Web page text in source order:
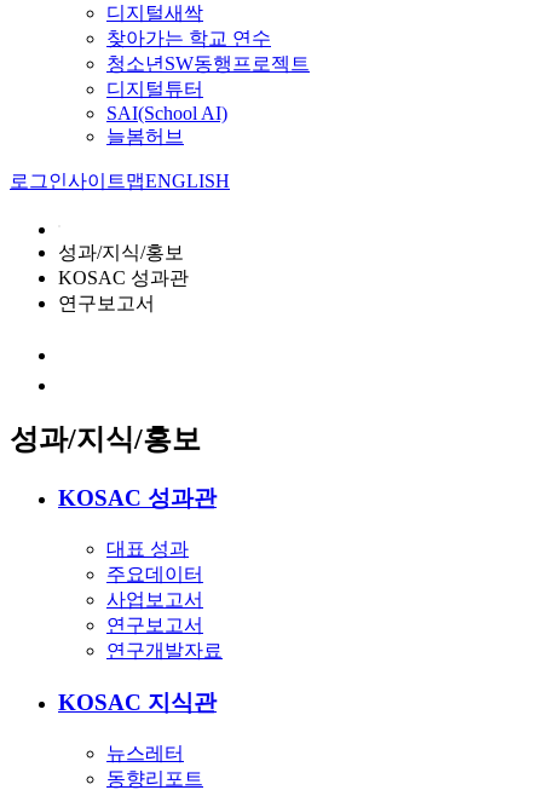
디지털새싹
찾아가는 학교 연수
청소년SW동행프로젝트
디지털튜터
SAI(School AI)
늘봄허브
로그인사이트맵ENGLISH
성과/지식/홍보
KOSAC 성과관
연구보고서
성과/지식/홍보
KOSAC 성과관
대표 성과
주요데이터
사업보고서
연구보고서
연구개발자료
KOSAC 지식관
뉴스레터
동향리포트